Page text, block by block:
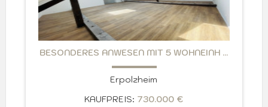
BESONDERES ANWESEN MIT 5 WOHNEINH ...
Erpolzheim
KAUFPREIS: 730.000 €